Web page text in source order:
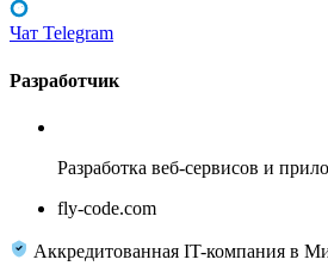
Чат Telegram
Разработчик
Разработка веб-сервисов и
fly-code.com
Аккредитованная IT-компания в